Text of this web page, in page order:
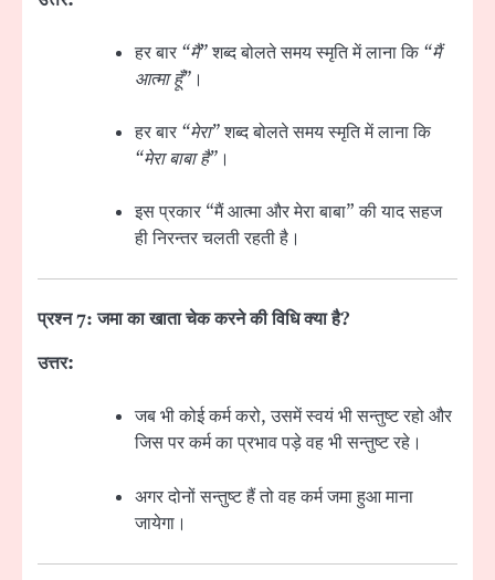
हर बार “मैं”शब्द बोलते समय स्मृति में लाना कि “मैं
आत्मा हूँ” ।
हर बार “मेरा”शब्द बोलते समय स्मृति में लाना कि
“मेरा बाबा है” ।
इस प्रकार “मैं आत्मा और मेरा बाबा” की याद सहज
ही निरन्तर चलती रहती है।
प्रश्न 7: जमा का खाता चेक करने की विधि क्या है?
उत्तर:
जब भी कोई कर्म करो, उसमें स्वयं भी सन्तुष्ट रहो और
जिस पर कर्म का प्रभाव पड़े वह भी सन्तुष्ट रहे।
अगर दोनों सन्तुष्ट हैं तो वह कर्म जमा हुआ माना
जायेगा।